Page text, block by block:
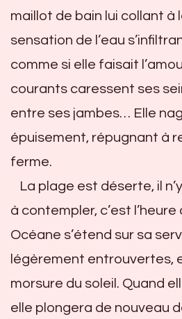
maillot de bain lui collant à
sensation de l’eau
comme si elle faisait
courants caressent ses
entre ses jambes… Elle
épuisement, répugnant à
ferme.
La plage est déserte, il
à contempler, c’est l’heure
Océane s’étend sur sa
légèrement entrouvertes,
morsure du soleil. Quand
elle plongera de nouveau